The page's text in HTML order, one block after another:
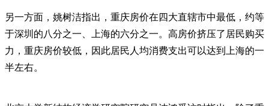
另一方面，姚树洁指出，重庆房价在四大直辖市中最低，约等
于深圳的八分之一、上海的六分之一。高房价挤压了居民购买
力，重庆房价较低，因此居民人均消费支出可以达到上海的一
半左右。